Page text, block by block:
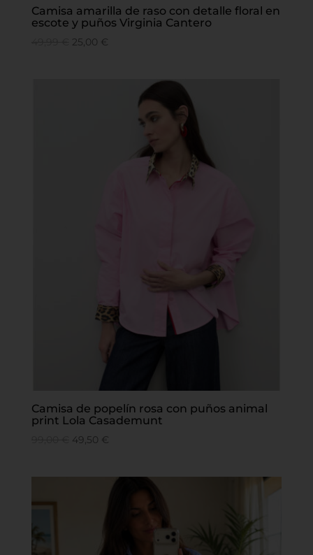
Camisa amarilla de raso con detalle floral en
escote y puños Virginia Cantero
25,00 €
Camisa de popelín rosa con puños animal
print Lola Casademunt
49,50 €